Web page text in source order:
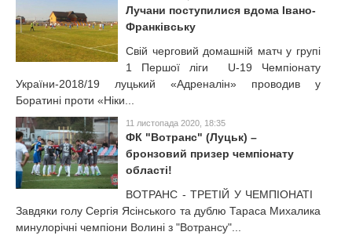
Лучани поступилися вдома Івано-
Франківську
Свій черговий домашній матч у групі
1 Першої ліги U-19 Чемпіонату
України-2018/19 луцький «Адреналін» проводив у
Боратині проти «Ніки...
11 листопада 2020, 18:35
ФК "Вотранс" (Луцьк) –
бронзовий призер чемпіонату
області!
ВОТРАНС - ТРЕТІЙ У ЧЕМПІОНАТІ
Завдяки голу Сергія Ясінського та дублю Тараса Михалика
минулорічні чемпіони Волині з "Вотрансу"...